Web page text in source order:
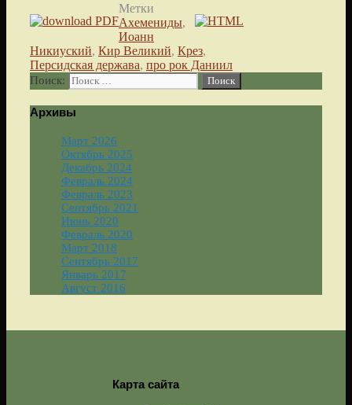
Метки
Ахемениды,
Иоанн
Никиуский, Кир Великий, Крез,
Персидская держава, про рок Даниил
Поиск:
Архивы
Март 2026
Октябрь 2025
Декабрь 2024
Февраль 2024
Февраль 2023
Сентябрь 2021
Июнь 2020
Февраль 2020
Март 2018
Сентябрь 2017
Январь 2017
Август 2016
Карта сайта